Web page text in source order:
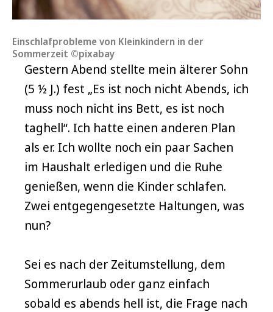
Einschlafprobleme von Kleinkindern in der
Sommerzeit ©pixabay
Gestern Abend stellte mein älterer Sohn
(5 ½ J.) fest „Es ist noch nicht Abends, ich
muss noch nicht ins Bett, es ist noch
taghell“. Ich hatte einen anderen Plan
als er. Ich wollte noch ein paar Sachen
im Haushalt erledigen und die Ruhe
genießen, wenn die Kinder schlafen.
Zwei entgegengesetzte Haltungen, was
nun?
Sei es nach der Zeitumstellung, dem
Sommerurlaub oder ganz einfach
sobald es abends hell ist, die Frage nach